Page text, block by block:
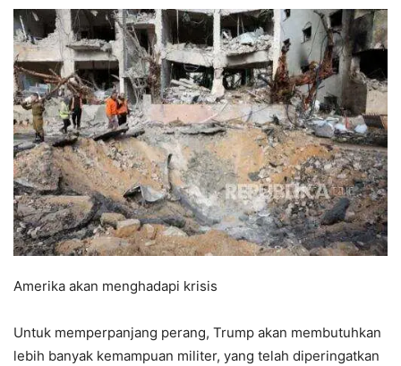
Amerika akan menghadapi krisis
Untuk memperpanjang perang, Trump akan membutuhkan
lebih banyak kemampuan militer, yang telah diperingatkan